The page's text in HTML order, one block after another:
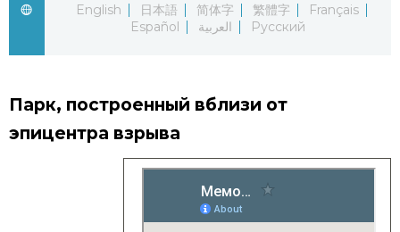
Культура
Технологии
English
日本語 简体字 繁體字
Français
Español
العربية Русский
Парк, построенный вблизи от
эпицентра взрыва